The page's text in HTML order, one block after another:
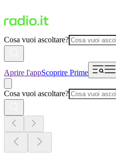
Cosa vuoi ascoltare?
Aprire l'appScoprire Prime
Cosa vuoi ascoltare?